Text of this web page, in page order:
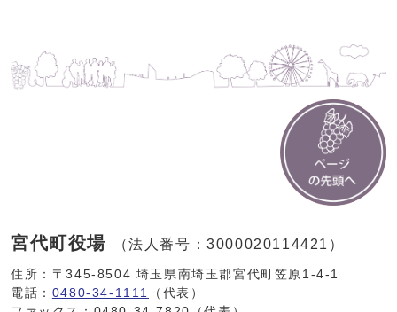
宮代町役場 （法人番号：3000020114421）
住所：〒345-8504 埼玉県南埼玉郡宮代町笠原1-4-1
電話： 0480-34-1111
（代表）